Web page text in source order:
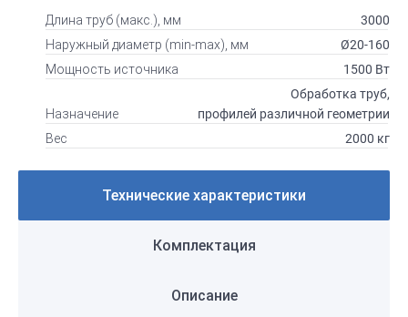
Длина труб (макс.), мм 3000
Наружный диаметр (min-max), мм Ø20-160
Мощность источника 1500 Вт
Назначение
Обработка труб,
профилей различной геометрии
Вес 2000 кг
Технические характеристики
Комплектация
Описание